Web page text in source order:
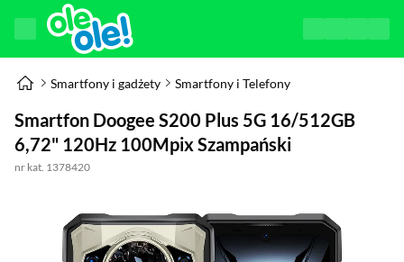
Smartfony i gadżety Smartfony i Telefony
Smartfon Doogee S200 Plus 5G 16/512GB
6,72" 120Hz 100Mpix Szampański
nr kat. 1378420